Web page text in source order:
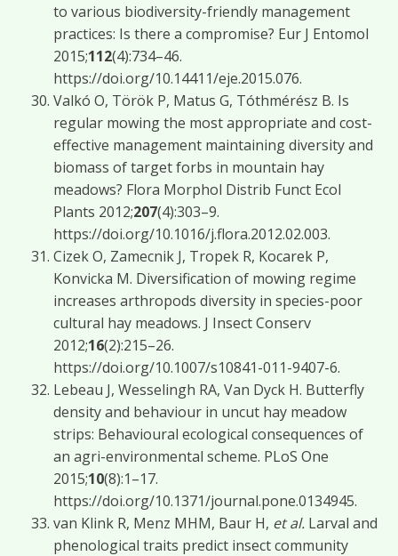
to various biodiversity-friendly management
practices: Is there a compromise? Eur J Entomol
2015;112(4):734–46.
https://doi.org/10.14411/eje.2015.076.
Valkó O, Török P, Matus G, Tóthmérész B. Is
regular mowing the most appropriate and cost-
effective management maintaining diversity and
biomass of target forbs in mountain hay
meadows? Flora Morphol Distrib Funct Ecol
Plants 2012;207(4):303–9.
https://doi.org/10.1016/j.flora.2012.02.003.
Cizek O, Zamecnik J, Tropek R, Kocarek P,
Konvicka M. Diversification of mowing regime
increases arthropods diversity in species-poor
cultural hay meadows. J Insect Conserv
2012;16(2):215–26.
https://doi.org/10.1007/s10841-011-9407-6.
Lebeau J, Wesselingh RA, Van Dyck H. Butterfly
density and behaviour in uncut hay meadow
strips: Behavioural ecological consequences of
an agri-environmental scheme. PLoS One
2015;10(8):1–17.
https://doi.org/10.1371/journal.pone.0134945.
van Klink R, Menz MHM, Baur H, et al. Larval and
phenological traits predict insect community